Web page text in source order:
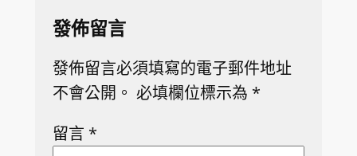
發佈留言
發佈留言必須填寫的電子郵件地址
不會公開。 必填欄位標示為 *
留言 *